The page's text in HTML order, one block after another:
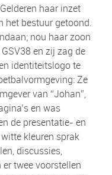
haar inzet
het bestuur getoond.
nou haar zoon
en zij zag de
identiteitslogo te
Ze
van “Johan”,
en was
de presentatie- en
kleuren sprak
discussies,
twee voorstellen